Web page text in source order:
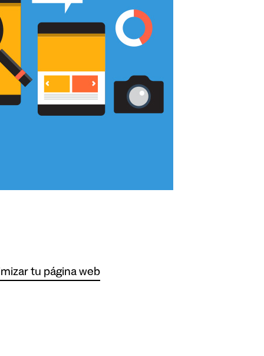
tu página web